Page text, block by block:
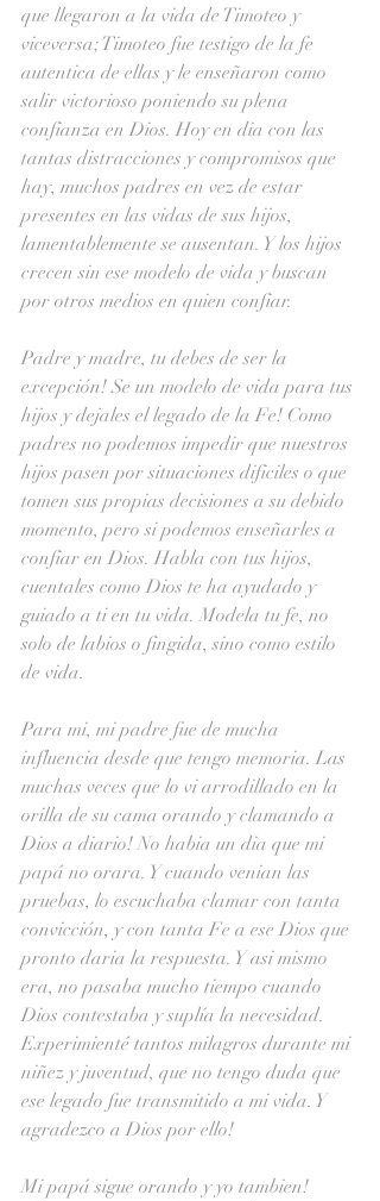
que llegaron a la vida de Timoteo y
viceversa; Timoteo fue testigo de la fe
autentica de ellas y le enseñaron como
salir victorioso poniendo su plena
confianza en Dios. Hoy en dia con las
tantas distracciones y compromisos que
hay, muchos padres en vez de estar
presentes en las vidas de sus hijos,
lamentablemente se ausentan. Y los hijos
crecen sin ese modelo de vida y buscan
por otros medios en quien confiar.
Padre y madre, tu debes de ser la
excepción! Se un modelo de vida para tus
hijos y dejales el legado de la Fe! Como
padres no podemos impedir que nuestros
hijos pasen por situaciones dificiles o que
tomen sus propias decisiones a su debido
momento, pero si podemos enseñarles a
confiar en Dios. Habla con tus hijos,
cuentales como Dios te ha ayudado y
guiado a ti en tu vida. Modela tu fe, no
solo de labios o fingida, sino como estilo
de vida.
Para mi, mi padre fue de mucha
influencia desde que tengo memoria. Las
muchas veces que lo vi arrodillado en la
orilla de su cama orando y clamando a
Dios a diario! No habia un dia que mi
papá no orara. Y cuando venian las
pruebas, lo escuchaba clamar con tanta
convicción, y con tanta Fe a ese Dios que
pronto daria la respuesta. Y asi mismo
era, no pasaba mucho tiempo cuando
Dios contestaba y suplía la necesidad.
Experimienté tantos milagros durante mi
niñez y juventud, que no tengo duda que
ese legado fue transmitido a mi vida. Y
agradezco a Dios por ello!
Mi papá sigue orando y yo tambien!